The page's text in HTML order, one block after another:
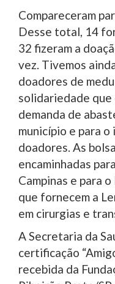
Compareceram
Desse total, 14
32 fizeram a
vez. Tivemos
doadores de
solidariedade que
demanda de
município e para
doadores. As
encaminhadas
Campinas e para
que fornecem a
em cirurgias e
A Secretaria da
certificação
recebida da